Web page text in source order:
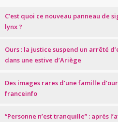
C’est quoi ce nouveau panneau de
lynx ?
Ours : la justice suspend un arrêté
dans une estive d’Ariège
Des images rares d’une famille
franceinfo
“Personne n’est tranquille” : après